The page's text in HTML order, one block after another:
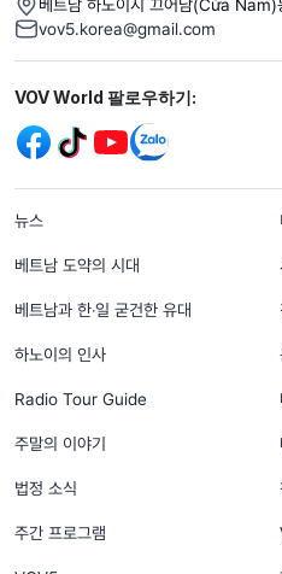
베트남 하노이시 끄어남(Cửa
vov5.korea@gmail.com
Mạng xã hội
VOV World 팔로우하기:
menu footer tiếng
뉴스
베트남 도약의 시대
베트남과 한‧일 굳건한 유대
하노이의 인사
Radio Tour Guide
주말의 이야기
법정 소식
주간 프로그램